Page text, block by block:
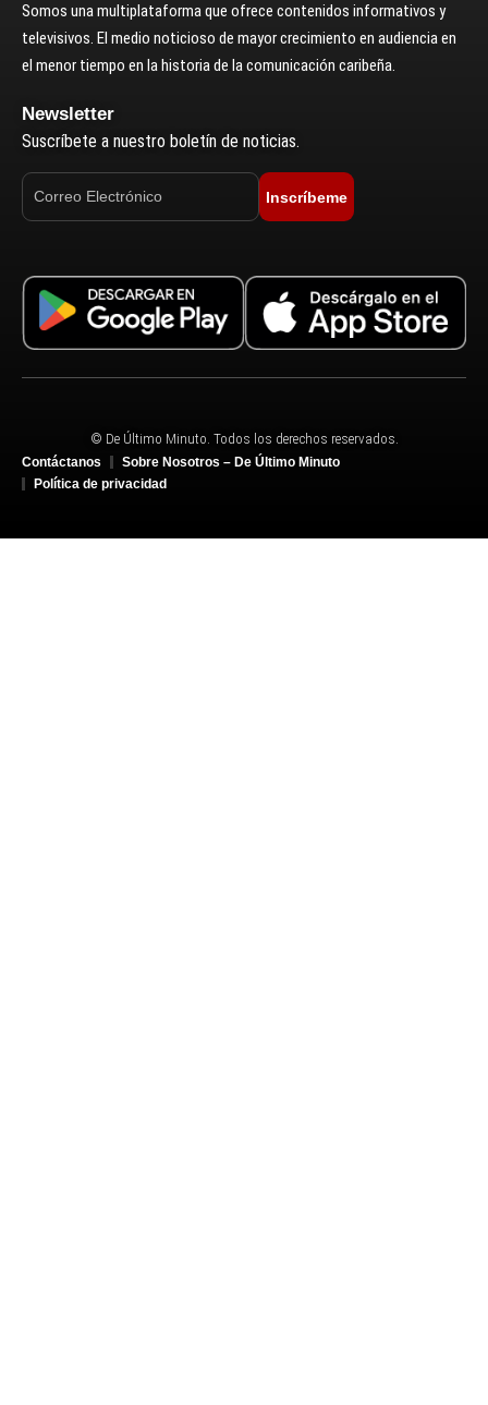
Somos una multiplataforma que ofrece contenidos informativos y
televisivos. El medio noticioso de mayor crecimiento en audiencia en
el menor tiempo en la historia de la comunicación caribeña.
Newsletter
Suscríbete a nuestro boletín de noticias.
Inscríbeme
© De Último Minuto. Todos los derechos reservados.
Contáctanos
Sobre Nosotros – De Último Minuto
Política de privacidad